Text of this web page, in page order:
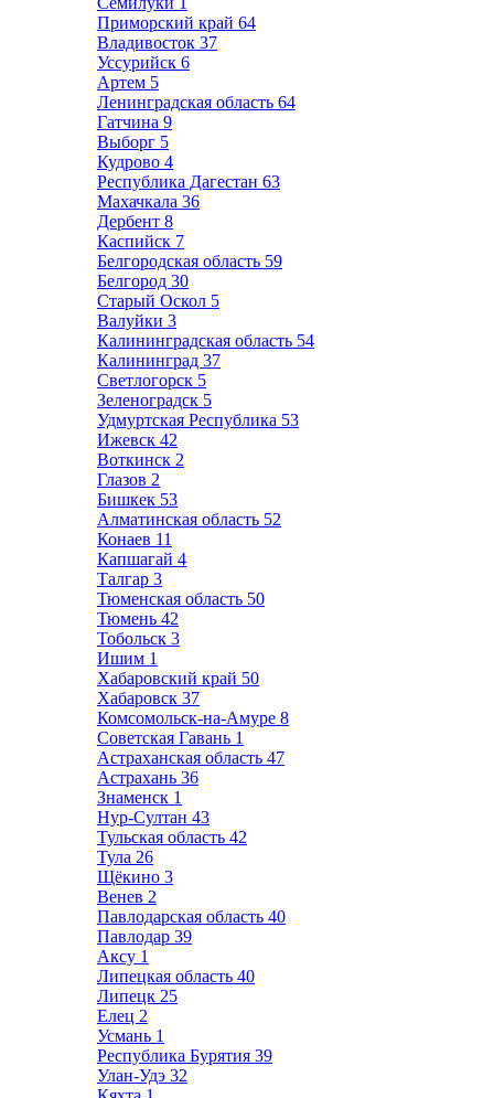
Приморский край 64
Владивосток 37
Уссурийск 6
Артем 5
Ленинградская область 64
Гатчина 9
Выборг 5
Кудрово 4
Республика Дагестан 63
Махачкала 36
Дербент 8
Каспийск 7
Белгородская область 59
Белгород 30
Старый Оскол 5
Валуйки 3
Калининградская область 54
Калининград 37
Светлогорск 5
Зеленоградск 5
Удмуртская Республика 53
Ижевск 42
Воткинск 2
Глазов 2
Бишкек 53
Алматинская область 52
Конаев 11
Капшагай 4
Талгар 3
Тюменская область 50
Тюмень 42
Тобольск 3
Ишим 1
Хабаровский край 50
Хабаровск 37
Комсомольск-на-Амуре 8
Советская Гавань 1
Астраханская область 47
Астрахань 36
Знаменск 1
Нур-Султан 43
Тульская область 42
Тула 26
Щёкино 3
Венев 2
Павлодарская область 40
Павлодар 39
Аксу 1
Липецкая область 40
Липецк 25
Елец 2
Усмань 1
Республика Бурятия 39
Улан-Удэ 32